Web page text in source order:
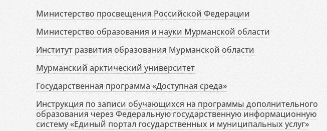
Министерство просвещения Российской Федерации
Министерство образования и науки Мурманской области
Институт развития образования Мурманской области
Мурманский арктический университет
Государственная программа «Доступная среда»
Инструкция по записи обучающихся на программы дополнительного
образования через Федеральную государственную информационную
систему «Единый портал государственных и муниципальных услуг»